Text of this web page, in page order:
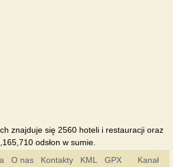
Hotel
znajduje się 2560 hoteli i restauracji oraz
odsłon w sumie.
O nas Kontakty KML GPX Kanał